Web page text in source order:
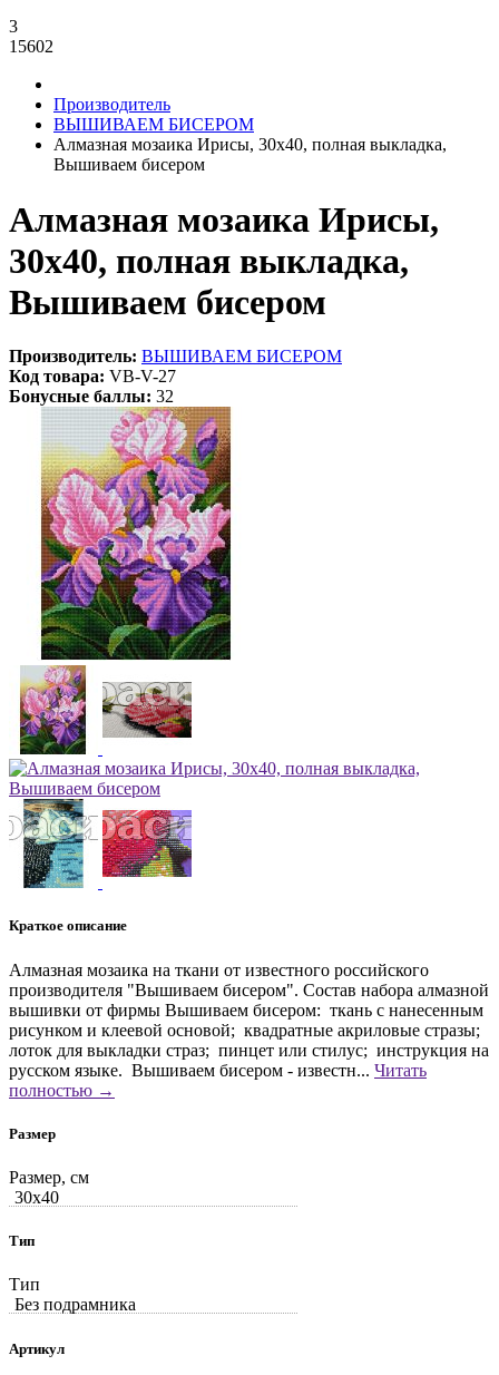
3
15602
Производитель
ВЫШИВАЕМ БИСЕРОМ
Алмазная мозаика Ирисы, 30x40, полная выкладка,
Вышиваем бисером
Алмазная мозаика Ирисы,
30x40, полная выкладка,
Вышиваем бисером
Производитель: ВЫШИВАЕМ БИСЕРОМ
Код товара: VB-V-27
Бонусные баллы: 32
Краткое описание
Алмазная мозаика на ткани от известного российского
производителя "Вышиваем бисером". Состав набора алмазной
вышивки от фирмы Вышиваем бисером: ткань с нанесенным
рисунком и клеевой основой; квадратные акриловые стразы;
лоток для выкладки страз; пинцет или стилус; инструкция на
русском языке. Вышиваем бисером - известн... Читать
полностью →
Размер
Размер, см
30x40
Тип
Тип
Без подрамника
Артикул